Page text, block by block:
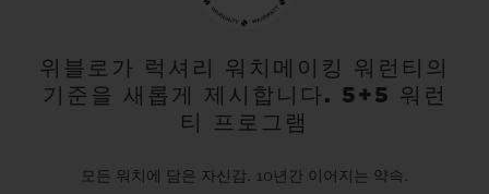
위블로가 럭셔리 워치메이킹 워런티의
기준을 새롭게 제시합니다. 5+5 워런
티 프로그램
모든 워치에 담은 자신감. 10년간 이어지는 약속.